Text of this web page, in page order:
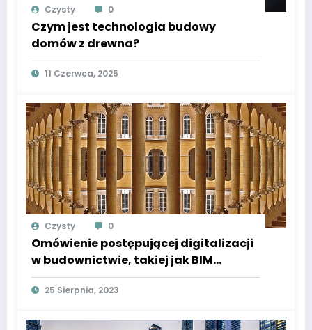
Czysty 0
Czym jest technologia budowy
domów z drewna?
11 Czerwca, 2025
Czysty 0
Omówienie postępującej digitalizacji
w budownictwie, takiej jak BIM
(Building Information Modeling),
robotyka budowlana, drony czy
25 Sierpnia, 2023